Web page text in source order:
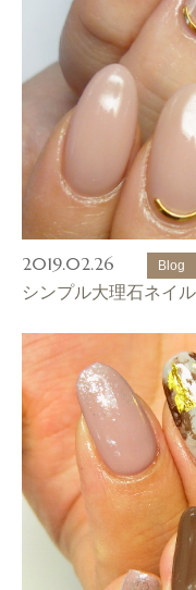
2019.02.26 Blog
シンプル大理石ネイ